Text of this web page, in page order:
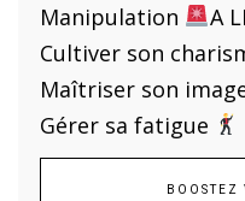
Manipulation
A
Cultiver son
Maîtriser son
Gérer sa fatigue
BOOSTEZ